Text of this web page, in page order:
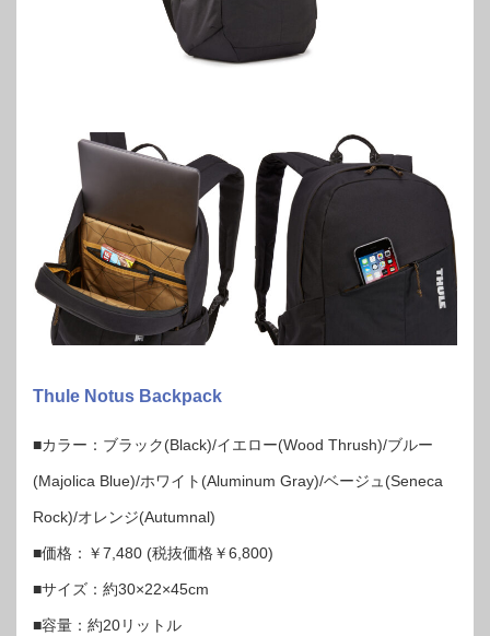
Thule Notus Backpack
■カラー：ブラック(Black)/イエロー(Wood Thrush)/ブルー
(Majolica Blue)/ホワイト(Aluminum Gray)/ベージュ(Seneca
Rock)/オレンジ(Autumnal)
■価格：￥7,480 (税抜価格￥6,800)
■サイズ：約30×22×45cm
■容量：約20リットル